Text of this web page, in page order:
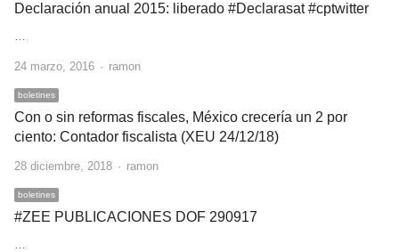
Declaración anual 2015: liberado #Declarasat #cptwitter
…
24 marzo, 2016 Author
ramon
boletines
Con o sin reformas fiscales, México crecería un 2 por
ciento: Contador fiscalista (XEU 24/12/18)
28 diciembre, 2018 Author
ramon
boletines
#ZEE PUBLICACIONES DOF 290917
…